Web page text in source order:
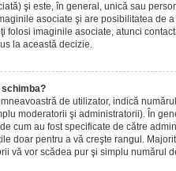
şi este, în general, unică sau
asociate şi are posibilitatea de
folosi imaginile asociate, atunci
la această decizie.
de utilizator, indică
moderatorii şi administratorii). În
cum au fost specificate de către
doar pentru a vă creşte rangul.
vă vor scădea pur şi simplu numărul